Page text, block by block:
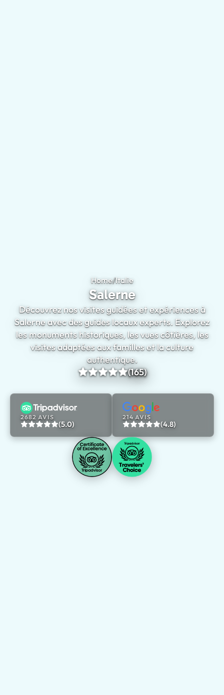
Home/ItalieSalerne
Salerne
Découvrez nos visites guidées et expériences à
Salerne avec des guides locaux experts. Explorez
les monuments historiques, les vues côtières, les
visites adaptées aux familles et la culture
authentique.
(165)
2682 AVIS
(5.0)
214 AVIS
(4.8)